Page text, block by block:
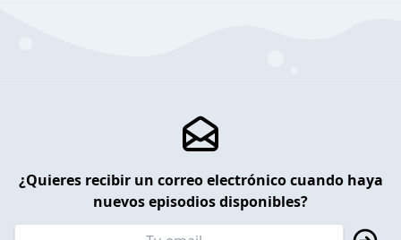
¿Quieres recibir un correo electrónico cuando haya
nuevos episodios disponibles?